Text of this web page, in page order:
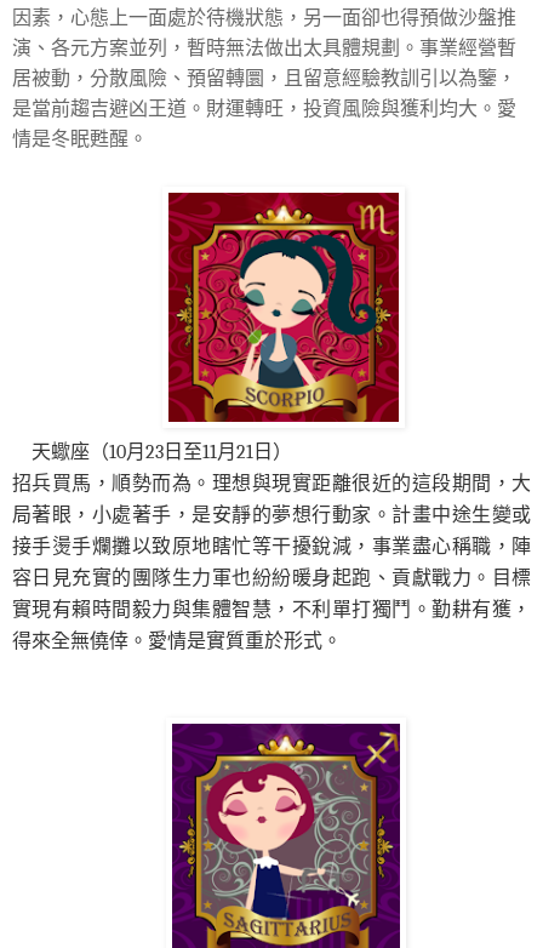
因素，心態上一面處於待機狀態，另一面卻也得預做沙盤推
演、各元方案並列，暫時無法做出太具體規劃。事業經營暫
居被動，分散風險、預留轉圜，且留意經驗教訓引以為鑒，
是當前趨吉避凶王道。財運轉旺，投資風險與獲利均大。愛
情是冬眠甦醒。
天蠍座（10月23日至11月21日）
招兵買馬，順勢而為。理想與現實距離很近的這段期間，大
局著眼，小處著手，是安靜的夢想行動家。計畫中途生變或
接手燙手爛攤以致原地瞎忙等干擾銳減，事業盡心稱職，陣
容日見充實的團隊生力軍也紛紛暖身起跑、貢獻戰力。目標
實現有賴時間毅力與集體智慧，不利單打獨鬥。勤耕有獲，
得來全無僥倖。愛情是實質重於形式。